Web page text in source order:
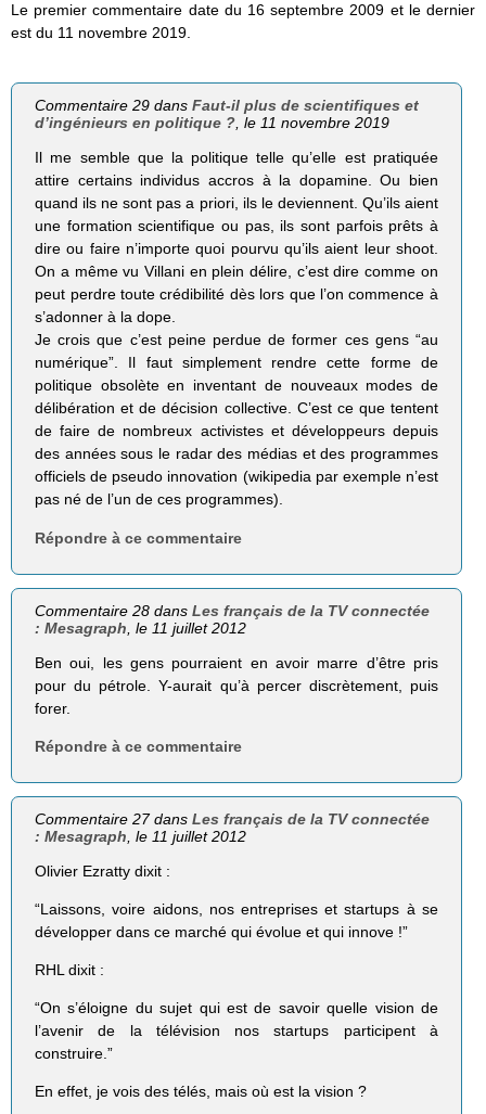
Le premier commentaire date du 16 septembre 2009 et le dernier
est du 11 novembre 2019.
Commentaire 29 dansFaut-il plus de scientifiques et
d’ingénieurs en politique ?, le 11 novembre 2019
Il me semble que la politique telle qu’elle est pratiquée
attire certains individus accros à la dopamine. Ou bien
quand ils ne sont pas a priori, ils le deviennent. Qu’ils aient
une formation scientifique ou pas, ils sont parfois prêts à
dire ou faire n’importe quoi pourvu qu’ils aient leur shoot.
On a même vu Villani en plein délire, c’est dire comme on
peut perdre toute crédibilité dès lors que l’on commence à
s’adonner à la dope.
Je crois que c’est peine perdue de former ces gens “au
numérique”. Il faut simplement rendre cette forme de
politique obsolète en inventant de nouveaux modes de
délibération et de décision collective. C’est ce que tentent
de faire de nombreux activistes et développeurs depuis
des années sous le radar des médias et des programmes
officiels de pseudo innovation (wikipedia par exemple n’est
pas né de l’un de ces programmes).
Répondre à ce commentaire
Commentaire 28 dansLes français de la TV connectée
: Mesagraph , le 11 juillet 2012
Ben oui, les gens pourraient en avoir marre d’être pris
pour du pétrole. Y-aurait qu’à percer discrètement, puis
forer.
Répondre à ce commentaire
Commentaire 27 dansLes français de la TV connectée
: Mesagraph , le 11 juillet 2012
Olivier Ezratty dixit :
“Lais­sons, voire aidons, nos entre­prises et star­tups à se
déve­lop­per dans ce mar­ché qui évolue et qui innove !”
RHL dixit :
“On s’éloigne du sujet qui est de savoir quelle vision de
l’avenir de la télé­vi­sion nos star­tups par­ti­cipent à
construire.”
En effet, je vois des télés, mais où est la vision ?